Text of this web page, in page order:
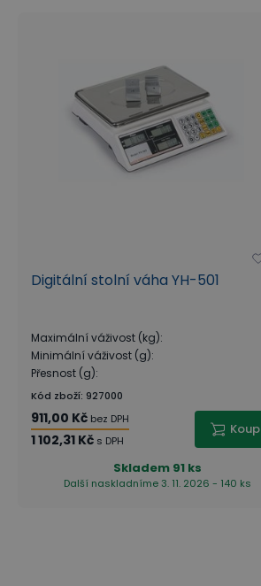
Digitální stolní váha YH-501
Maximální váživost (kg):
Minimální váživost (g):
Přesnost (g):
Kód zboží: 927000
911,00 Kč bez DPH
1 102,31 Kč s DPH
Skladem 91 ks
Další naskladníme 3. 11. 2026 - 140 ks